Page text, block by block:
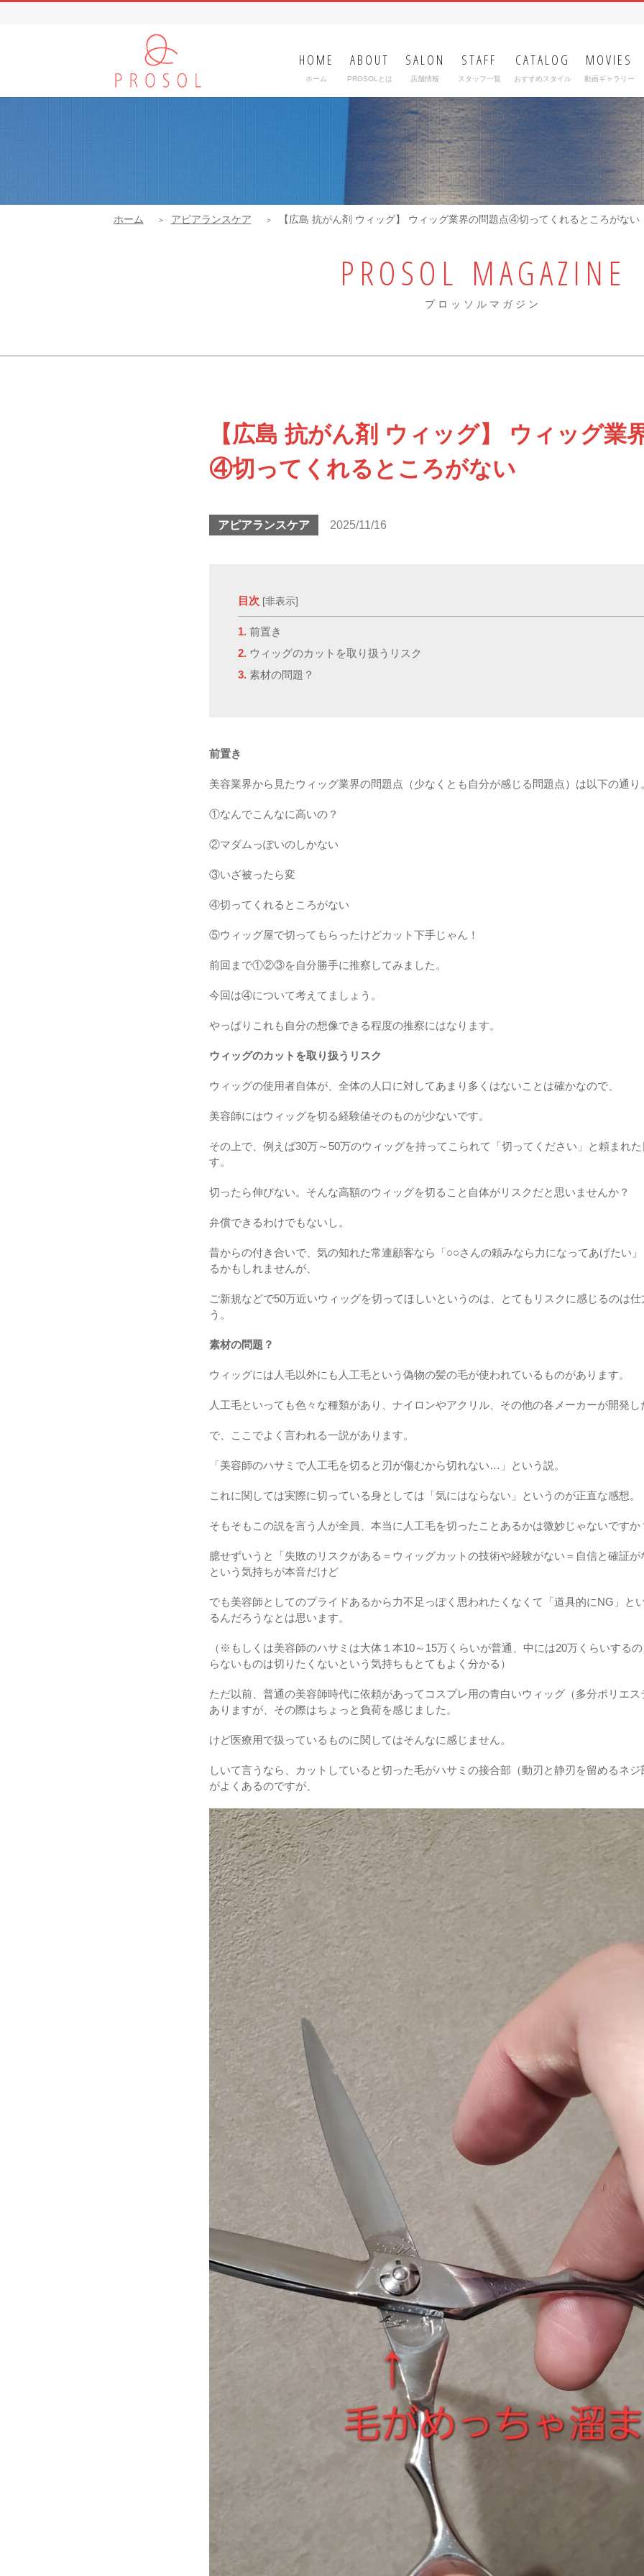
HOME
ホーム
ABOUT
PROSOLとは
SALON
店舗情報
STAFF
スタッフ一覧
CATALOG
おすすめスタイル
MOVIES
動画ギャラリー
ホーム アピアランスケア 【広島 抗がん剤 ウィッグ】 ウィッグ業界の問題点④切ってくれるところがない
PROSOL MAGAZINE
プロッソルマガジン
【広島 抗がん剤 ウィッグ】 ウィッグ業
④切ってくれるところがない
アピアランスケア 2025/11/16
目次 [非表示]
1. 前置き
2. ウィッグのカットを取り扱うリスク
3. 素材の問題？
前置き
美容業界から見たウィッグ業界の問題点（少なくとも自分が感じる問題点）は以下の通り
①なんでこんなに高いの？
②マダムっぽいのしかない
③いざ被ったら変
④切ってくれるところがない
⑤ウィッグ屋で切ってもらったけどカット下手じゃん！
前回まで①②③を自分勝手に推察してみました。
今回は④について考えてましょう。
やっぱりこれも自分の想像できる程度の推察にはなります。
ウィッグのカットを取り扱うリスク
ウィッグの使用者自体が、全体の人口に対してあまり多くはないことは確かなので、
美容師にはウィッグを切る経験値そのものが少ないです。
その上で、例えば30万～50万のウィッグを持ってこられて「切ってください」と頼まれ
す。
切ったら伸びない。そんな高額のウィッグを切ること自体がリスクだと思いませんか？
弁償できるわけでもないし。
昔からの付き合いで、気の知れた常連顧客なら「○○さんの頼みなら力になってあげたい
るかもしれませんが、
ご新規などで50万近いウィッグを切ってほしいというのは、とてもリスクに感じるのは
う。
素材の問題？
ウィッグには人毛以外にも人工毛という偽物の髪の毛が使われているものがあります。
人工毛といっても色々な種類があり、ナイロンやアクリル、その他の各メーカーが開発
で、ここでよく言われる一説があります。
「美容師のハサミで人工毛を切ると刃が傷むから切れない…」という説。
これに関しては実際に切っている身としては「気にはならない」というのが正直な感想。
そもそもこの説を言う人が全員、本当に人工毛を切ったことあるかは微妙じゃないですか
臆せずいうと「失敗のリスクがある＝ウィッグカットの技術や経験がない＝自信と確証
という気持ちが本音だけど
でも美容師としてのプライドあるから力不足っぽく思われたくなくて「道具的にNG」と
るんだろうなとは思います。
（※もしくは美容師のハサミは大体１本10～15万くらいが普通、中には20万くらいする
らないものは切りたくないという気持ちもとてもよく分かる）
ただ以前、普通の美容師時代に依頼があってコスプレ用の青白いウィッグ（多分ポリエ
ありますが、その際はちょっと負荷を感じました。
けど医療用で扱っているものに関してはそんなに感じません。
しいて言うなら、カットしていると切った毛がハサミの接合部（動刃と静刃を留めるネ
がよくあるのですが、